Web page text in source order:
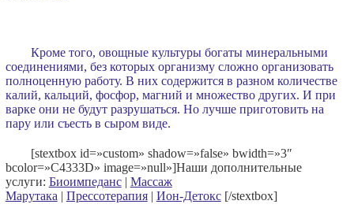
Кроме того, овощные культуры богаты минеральными
соединениями, без которых организму сложно организовать
полноценную работу. В них содержится в разном количестве
калий, кальций, фосфор, магний и множество других. И при
варке они не будут разрушаться. Но лучше приготовить на
пару или съесть в сыром виде.
[stextbox id=»custom» shadow=»false» bwidth=»3″
bcolor=»C4333D» image=»null»]Наши дополнительные
услуги: Биоимпеданс| Массаж
Марутака | Прессотерапия| Ион-Детокс[/stextbox]